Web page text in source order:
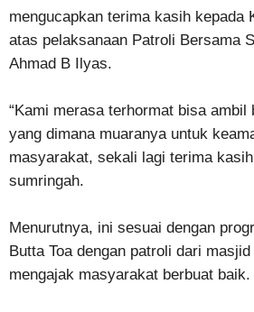
mengucapkan terima kasih kepada
atas pelaksanaan Patroli Bersama
Ahmad B Ilyas.
“Kami merasa terhormat bisa ambil
yang dimana muaranya untuk
masyarakat, sekali lagi terima
sumringah.
Menurutnya, ini sesuai dengan
Butta Toa dengan patroli dari
mengajak masyarakat berbuat baik.